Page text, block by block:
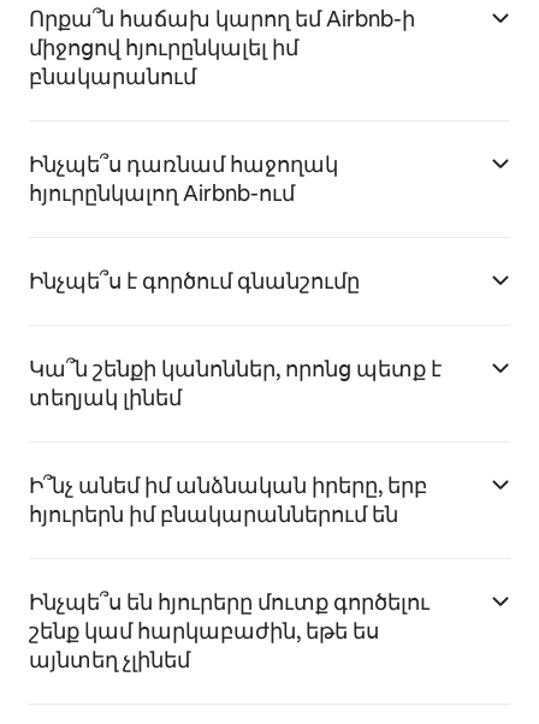
Որքա՞ն հաճախ կարող եմ Airbnb-ի
միջոցով հյուրընկալել իմ
բնակարանում
Ինչպե՞ս դառնամ հաջողակ
հյուրընկալող Airbnb-ում
Ինչպե՞ս է գործում գնանշումը
Կա՞ն շենքի կանոններ, որոնց պետք է
տեղյակ լինեմ
Ի՞նչ անեմ իմ անձնական իրերը, երբ
հյուրերն իմ բնակարաններում են
Ինչպե՞ս են հյուրերը մուտք գործելու
շենք կամ հարկաբաժին, եթե ես
այնտեղ չլինեմ